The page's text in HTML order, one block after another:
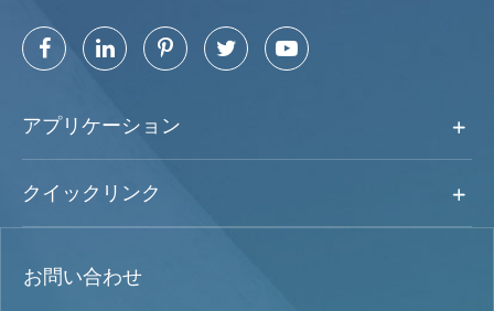
アプリケーション
クイックリンク
お問い合わせ